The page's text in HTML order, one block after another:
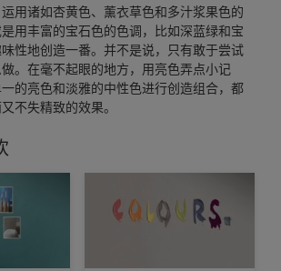
用诸如杏黄色、薰衣草色和多汁浆果色的
用丰富的宝石色的色调，比如深蓝绿和宝
性地创造一番。并不是说，只有敢于尝试
。在毫不起眼的地方，用亮色弄点小记
的亮色和淡雅的中性色进行创造组合，都
不失精致的效果。